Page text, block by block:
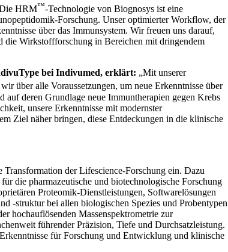
HRM™-Technologie von Biognosys ist eine
Forschung. Unser optimierter Workflow, der
über das Immunsystem. Wir freuen uns darauf,
Wirkstoffforschung in Bereichen mit dringendem
bei Indivumed, erklärt: „Mit unserer
über alle Voraussetzungen, um neue Erkenntnisse über
deren Grundlage neue Immuntherapien gegen Krebs
unsere Erkenntnisse mit modernster
Ziel näher bringen, diese Entdeckungen in die klinische
der Lifescience-Forschung ein. Dazu
die pharmazeutische und biotechnologische Forschung
Proteomik-Dienstleistungen, Softwarelösungen
-struktur bei allen biologischen Spezies und Probentypen
hochauflösenden Massenspektrometrie zur
führender Präzision, Tiefe und Durchsatzleistung.
für Forschung und Entwicklung und klinische